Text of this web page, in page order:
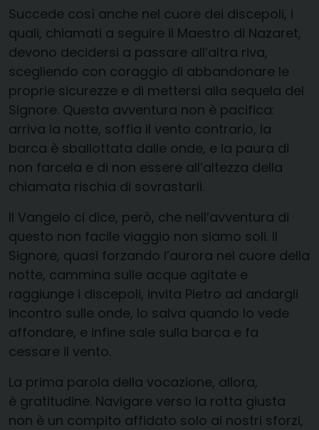
Succede così anche nel cuore dei discepoli, i
quali, chiamati a seguire il Maestro di Nazaret,
devono decidersi a passare all’altra riva,
scegliendo con coraggio di abbandonare le
proprie sicurezze e di mettersi alla sequela del
Signore. Questa avventura non è pacifica:
arriva la notte, soffia il vento contrario, la
barca è sballottata dalle onde, e la paura di
non farcela e di non essere all’altezza della
chiamata rischia di sovrastarli.
Il Vangelo ci dice, però, che nell’avventura di
questo non facile viaggio non siamo soli. Il
Signore, quasi forzando l’aurora nel cuore della
notte, cammina sulle acque agitate e
raggiunge i discepoli, invita Pietro ad andargli
incontro sulle onde, lo salva quando lo vede
affondare, e infine sale sulla barca e fa
cessare il vento.
La prima parola della vocazione, allora,
è gratitudine. Navigare verso la rotta giusta
non è un compito affidato solo ai nostri sforzi,